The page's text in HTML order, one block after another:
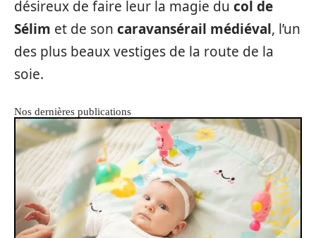
désireux de faire leur la magie du col de
Sélim et de son caravansérail médiéval, l’un
des plus beaux vestiges de la route de la
soie.
Nos dernières publications